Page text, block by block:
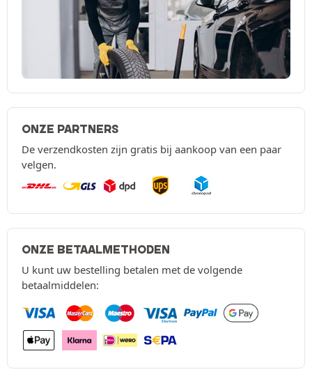
ONZE PARTNERS
De verzendkosten zijn gratis bij aankoop van een paar
velgen.
ONZE BETAALMETHODEN
U kunt uw bestelling betalen met de volgende
betaalmiddelen: